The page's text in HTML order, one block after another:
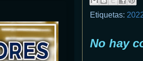
Etiquetas:
No hay